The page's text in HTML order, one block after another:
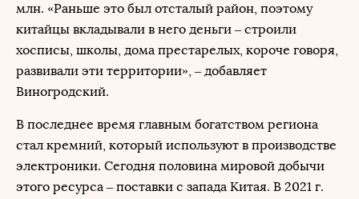
млн. «Раньше это был отсталый район, поэтому
китайцы вкладывали в него деньги – строили
хосписы, школы, дома престарелых, короче говоря,
развивали эти территории», – добавляет
Виногродский.
В последнее время главным богатством региона
стал кремний, который используют в производстве
электроники. Сегодня половина мировой добычи
этого ресурса – поставки с запада Китая. В 2021 г.